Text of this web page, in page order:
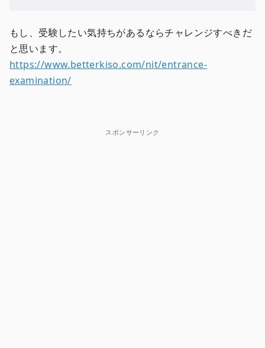
もし、受験したい気持ちがあるならチャレンジすべきだ
と思います。
https://www.betterkiso.com/nit/entrance-
examination/
スポンサーリンク